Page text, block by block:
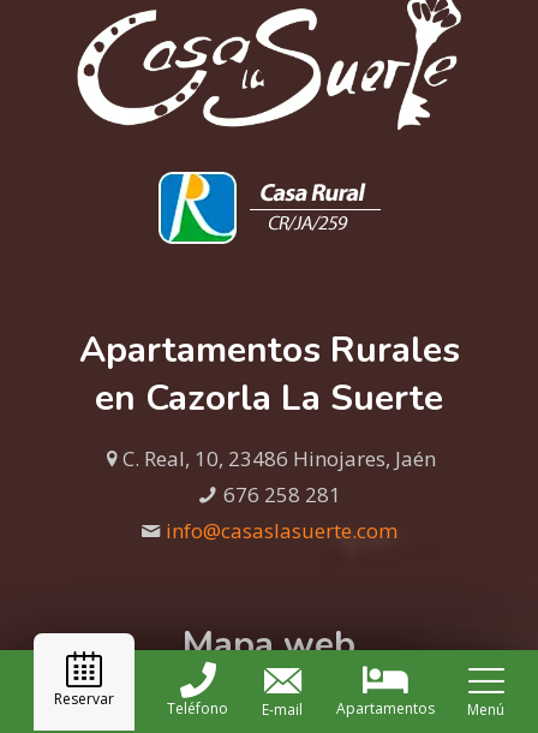
Apartamentos Rurales
en Cazorla La Suerte
C. Real, 10, 23486 Hinojares, Jaén
676 258 281
info@casaslasuerte.com
Mapa web
Inicio
Reservar Teléfono E-mail Apartamentos Menú